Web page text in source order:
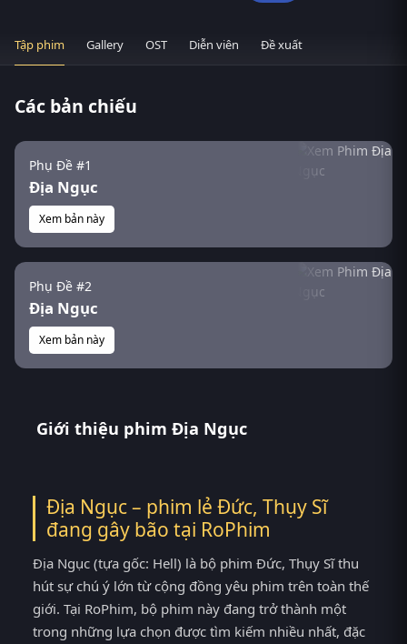
Tập phim Gallery OST Diễn viên Đề xuất
Các bản chiếu
Phụ Đề #1
Địa Ngục
Xem bản này
Phụ Đề #2
Địa Ngục
Xem bản này
Giới thiệu phim Địa Ngục
Địa Ngục – phim lẻ Đức, Thụy Sĩ
đang gây bão tại RoPhim
Địa Ngục (tựa gốc: Hell) là bộ phim Đức, Thụy Sĩ thu
hút sự chú ý lớn từ cộng đồng yêu phim trên toàn thế
giới. Tại RoPhim, bộ phim này đang trở thành một
trong những lựa chọn được tìm kiếm nhiều nhất, đặc